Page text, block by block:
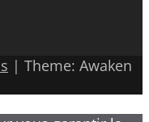
| Theme: Awaken